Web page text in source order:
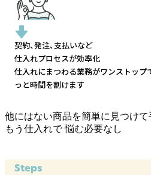
契約、発注、支払いなど
仕入れプロセスが効率化
仕入れにまつわる業務がワンストップ
っと時間を割けます
他にはない商品を簡単に見つけて
もう仕入れで悩む必要なし
Steps